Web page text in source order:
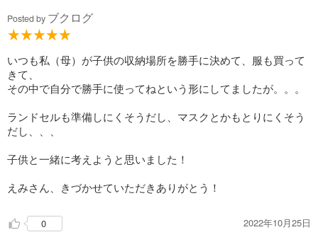
Posted by ブクログ
いつも私（母）が子供の収納場所を勝手に決めて、服も買って
きて、
その中で自分で勝手に使ってねという形にしてましたが。。。
ランドセルも準備しにくそうだし、マスクとかもとりにくそう
だし、、、
子供と一緒に考えようと思いました！
えみさん、きづかせていただきありがとう！
0 2022年10月25日